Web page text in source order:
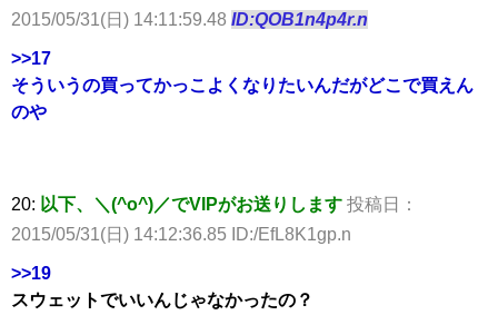
2015/05/31(日) 14:11:59.48 ID:QOB1n4p4r.n
>>17
そういうの買ってかっこよくなりたいんだがどこで買えん
のや
20: 以下、＼(^o^)／でVIPがお送りします 投稿日：
2015/05/31(日) 14:12:36.85 ID:/EfL8K1gp.n
>>19
スウェットでいいんじゃなかったの？